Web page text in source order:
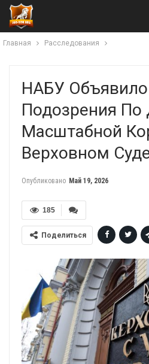
Главная Расследования
НАБУ
Подозрения По
Масштабной
Верховном
Опубликовано Май 19, 2026
185
Поделиться